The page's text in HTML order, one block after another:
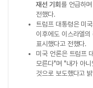
재선 기회 를 언급하
전했다.
트럼프 대통령은 미
이후에도 이스라엘의
표시했다고 전했다.
미국 언론은 트럼프
모른다"며 "내가 아니
것으로 보도했다고